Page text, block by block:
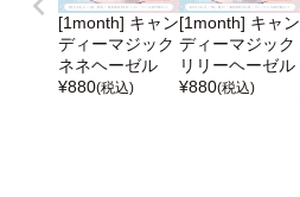
[1month] キャン
ディーマジック
ネネヘーゼル
¥880(税込)
[1month] キャン
ディーマジック
リリーヘーゼル
¥880(税込)